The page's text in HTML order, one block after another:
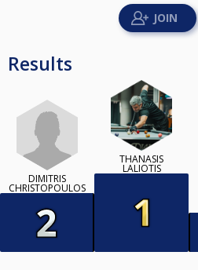
Results
DIMITRIS
CHRISTOPOULOS
THANASIS
LALIOTIS